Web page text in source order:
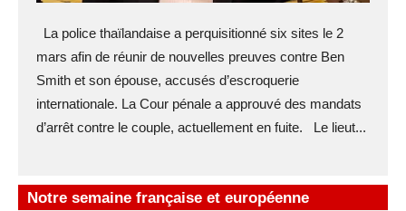
La police thaïlandaise a perquisitionné six sites le 2
mars afin de réunir de nouvelles preuves contre Ben
Smith et son épouse, accusés d’escroquerie
internationale. La Cour pénale a approuvé des mandats
d’arrêt contre le couple, actuellement en fuite. Le lieut...
Notre semaine française et européenne